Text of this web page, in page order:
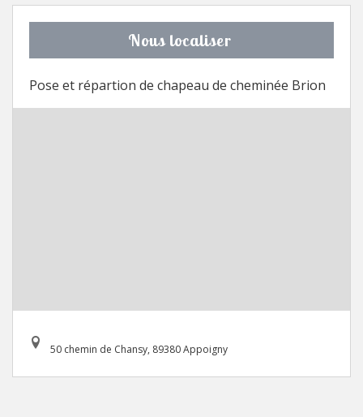
Nous localiser
Pose et répartion de chapeau de cheminée Brion
50 chemin de Chansy, 89380 Appoigny